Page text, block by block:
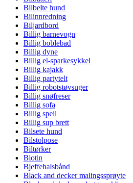
Bilbelte hund
Bilinnredning
Biljardbord
Billig barnevogn
Billig boblebad
Billig dyne
Billig el-sparkesykkel
Billig kajakk
Billig partytelt
Billig robotstøvsuger
Billig snøfreser
Billig sofa
Billig speil
Billig sup brett
Bilsete hund
Bilstolpose
Biltørker
Biotin
Bjeffehalsbånd
Black and decker malingssprøyte